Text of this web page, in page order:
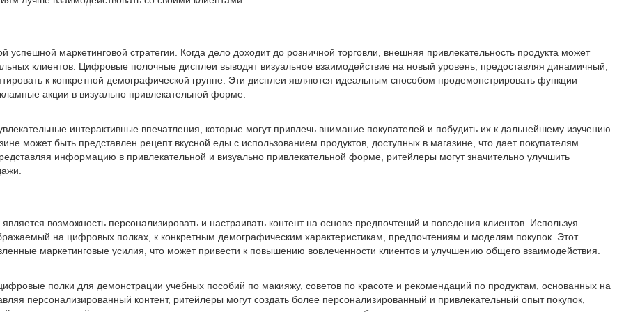
маркетинговой стратегии. Когда дело доходит до розничной торговли, внешняя привлекательность продукта может
клиентов. Цифровые полочные дисплеи выводят визуальное взаимодействие на новый уровень, предоставляя динамичный,
к конкретной демографической группе. Эти дисплеи являются идеальным способом продемонстрировать функции
акции в визуально привлекательной форме.
интерактивные впечатления, которые могут привлечь внимание покупателей и побудить их к дальнейшему изучению
может быть представлен рецепт вкусной еды с использованием продуктов, доступных в магазине, что дает покупателям
информацию в привлекательной и визуально привлекательной форме, ритейлеры могут значительно улучшить
возможность персонализировать и настраивать контент на основе предпочтений и поведения клиентов. Используя
на цифровых полках, к конкретным демографическим характеристикам, предпочтениям и моделям покупок. Этот
маркетинговые усилия, что может привести к повышению вовлеченности клиентов и улучшению общего взаимодействия.
полки для демонстрации учебных пособий по макияжу, советов по красоте и рекомендаций по продуктам, основанных на
персонализированный контент, ритейлеры могут создать более персонализированный и привлекательный опыт покупок,